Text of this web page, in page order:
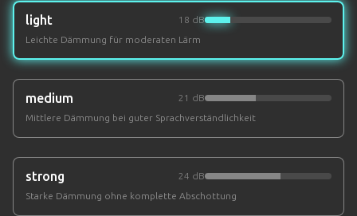
light
18 dB
Leichte Dämmung für moderaten Lärm
medium
21 dB
Mittlere Dämmung bei guter Sprachverständlichkeit
strong
24 dB
Starke Dämmung ohne komplette Abschottung